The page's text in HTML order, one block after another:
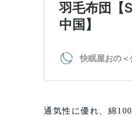
通気性に優れ、綿100